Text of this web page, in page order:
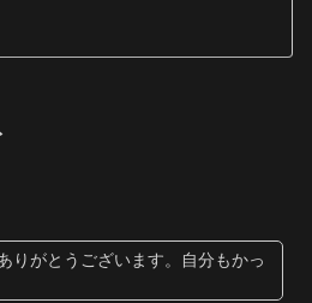
りがとうございます。自分もかっ